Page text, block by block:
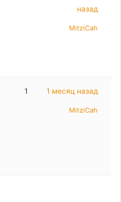
назад
MitziCah
1 1 месяц назад
MitziCah